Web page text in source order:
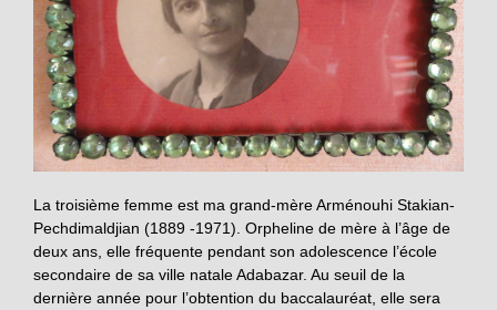
La troisième femme est ma grand-mère Arménouhi Stakian-
Pechdimaldjian (1889 -1971). Orpheline de mère à l’âge de
deux ans, elle fréquente pendant son adolescence l’école
secondaire de sa ville natale Adabazar. Au seuil de la
dernière année pour l’obtention du baccalauréat, elle sera